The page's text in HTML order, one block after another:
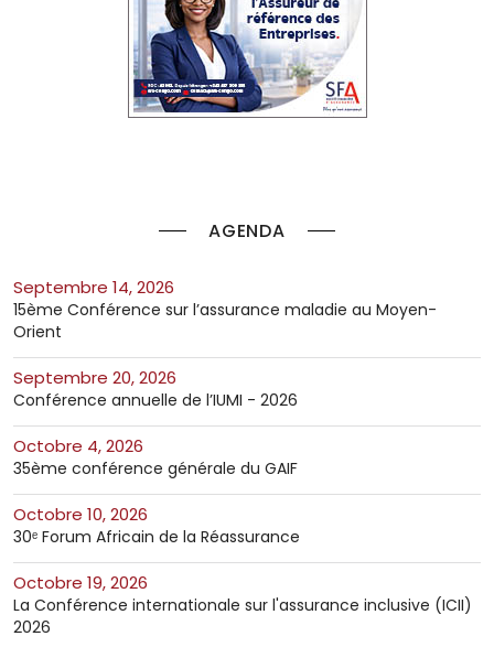
AGENDA
septembre 14, 2026
15ème Conférence sur l’assurance maladie au Moyen-
Orient
septembre 20, 2026
Conférence annuelle de l’IUMI - 2026
octobre 4, 2026
35ème conférence générale du GAIF
octobre 10, 2026
30ᵉ Forum Africain de la Réassurance
octobre 19, 2026
La Conférence internationale sur l'assurance inclusive (ICII)
2026